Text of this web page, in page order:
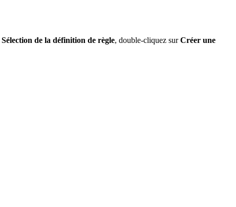
de la définition de règle, double-cliquez surCréer une